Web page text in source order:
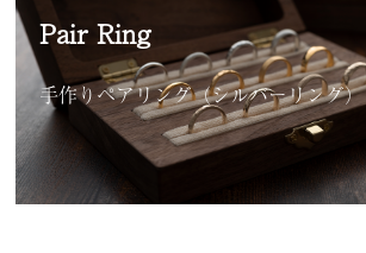
Pair Ring
手作りペアリング（シルバーリング）